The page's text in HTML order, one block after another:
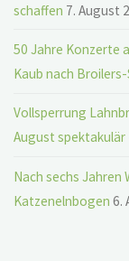
schaffen 7. August
50 Jahre Konzerte
Kaub nach
Vollsperrung
August spektakulär
Nach sechs Jahren
Katzenelnbogen 6.